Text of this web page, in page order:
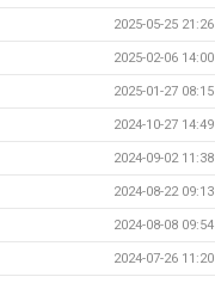
2025-05-25 21:26
2025-02-06 14:00
2025-01-27 08:15
2024-10-27 14:49
2024-09-02 11:38
2024-08-22 09:13
2024-08-08 09:54
2024-07-26 11:20